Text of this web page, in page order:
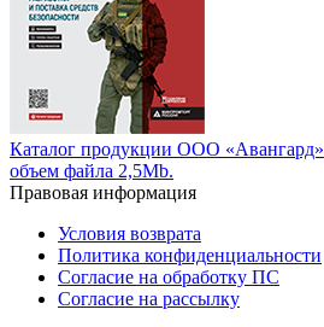
Каталог продукции ООО «Авангард»
объем файла 2,5Mb.
Правовая информация
Условия возврата
Политика конфиденциальности
Согласие на обработку ПС
Согласие на рассылку